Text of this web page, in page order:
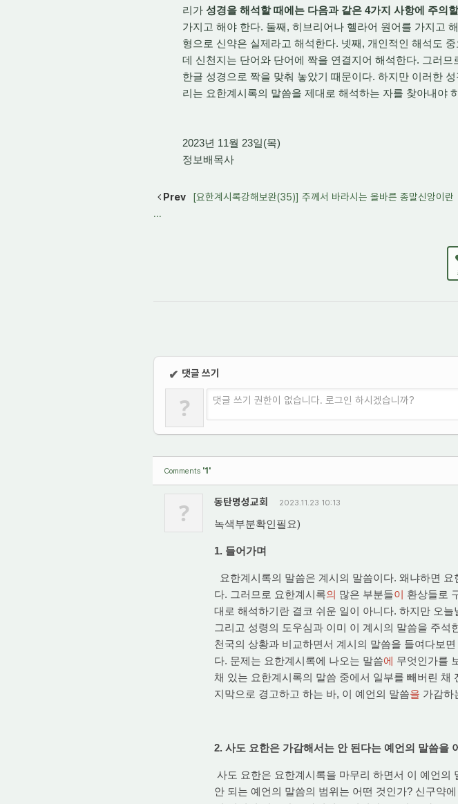
리가 성경을 해석할 때에는 다음과 같은 4가지 사항에 주의
가지고 해야 한다. 둘째, 히브리어나 헬라어 원어를 가지고
형으로 신약은 실제라고 해석한다. 넷째, 개인적인 해석도
데 신천지는 단어와 단어에 짝을 연결지어 해석한다. 그러
한글 성경으로 짝을 맞춰 놓았기 때문이다. 하지만 이러한
리는 요한계시록의 말씀을 제대로 해석하는 자를 찾아내야
2023년 11월 23일(목)
정보배목사
Prev
[요한계시록강해보완(35)] 주께서 바라시는 올바른 종말신앙이란
...
✔ 댓글 쓰기
? 댓글 쓰기 권한이 없습니다. 로그인 하시겠습니까?
Comments '1'
? 동탄명성교회 2023.11.23 10:13
녹색부분확인필요)
1. 들어가며
요한계시록의 말씀은 계시의 말씀이다. 왜냐하면
다. 그러므로 요한계시록의 많은 부분들이 환상들로
대로 해석하기란 결코 쉬운 일이 아니다. 하지만 오
그리고 성령의 도우심과 이미 이 계시의 말씀을 주석
천국의 상황과 비교하면서 계시의 말씀을 들여다보
다. 문제는 요한계시록에 나오는 말씀에 무엇인가를
채 있는 요한계시록의 말씀 중에서 일부를 빼버린
지막으로 경고하고 하는 바, 이 예언의 말씀을 가감하
2. 사도 요한은 가감해서는 안 된다는 예언의 말씀을
사도 요한은 요한계시록을 마무리 하면서 이 예언
안 되는 예언의 말씀의 범위는 어떤 것인가? 신구약